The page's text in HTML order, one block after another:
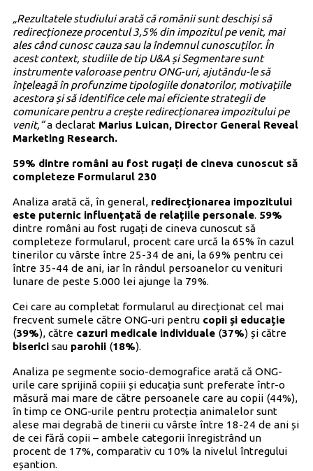
„Rezultatele studiului arată că românii sunt deschiși să
redirecționeze procentul 3,5% din impozitul pe venit, mai
ales când cunosc cauza sau la îndemnul cunoscuților. În
acest context, studiile de tip U&A și Segmentare sunt
instrumente valoroase pentru ONG-uri, ajutându-le să
înțeleagă în profunzime tipologiile donatorilor, motivațiile
acestora și să identifice cele mai eficiente strategii de
comunicare pentru a crește redirecționarea impozitului pe
venit,”a declarat Marius Luican, Director General Reveal
Marketing Research.
59% dintre români au fost rugați de cineva cunoscut să
completeze Formularul 230
Analiza arată că, în general, redirecționarea impozitului
este puternic influențată de relațiile personale. 59%
dintre români au fost rugați de cineva cunoscut să
completeze formularul, procent care urcă la 65% în cazul
tinerilor cu vârste între 25-34 de ani, la 69% pentru cei
între 35-44 de ani, iar în rândul persoanelor cu venituri
lunare de peste 5.000 lei ajunge la 79%.
Cei care au completat formularul au direcționat cel mai
frecvent sumele către ONG-uri pentru copii și educație
(39%), către cazuri medicale individuale (37%) și către
biserici sauparohii(18%).
Analiza pe segmente socio-demografice arată că ONG-
urile care sprijină copiii și educația sunt preferate într-o
măsură mai mare de către persoanele care au copii (44%),
în timp ce ONG-urile pentru protecția animalelor sunt
alese mai degrabă de tinerii cu vârste între 18-24 de ani și
de cei fără copii – ambele categorii înregistrând un
procent de 17%, comparativ cu 10% la nivelul întregului
eșantion.